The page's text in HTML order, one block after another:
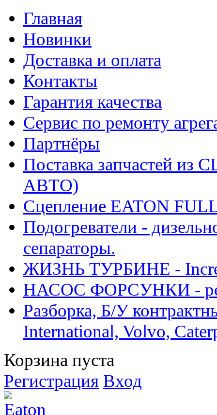
Главная
Новинки
Доставка и оплата
Контакты
Гарантия качества
Сервис по ремонту
Партнёры
Поставка запчастей
АВТО)
Сцепление EATON
Подогреватели -
сепараторы.
ЖИЗНЬ ТУРБИНЕ -
НАСОС ФОРСУНКИ -
Разборка, Б/У
International, Volvo,
Корзина пуста
Регистрация Вход